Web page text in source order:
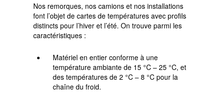
Nos remorques, nos camions et nos installations
font l’objet de cartes de températures avec profils
distincts pour l’hiver et l’été. On trouve parmi les
caractéristiques :
Matériel en entier conforme à une
température ambiante de 15 °C – 25 °C, et
des températures de 2 °C – 8 °C pour la
chaîne du froid.